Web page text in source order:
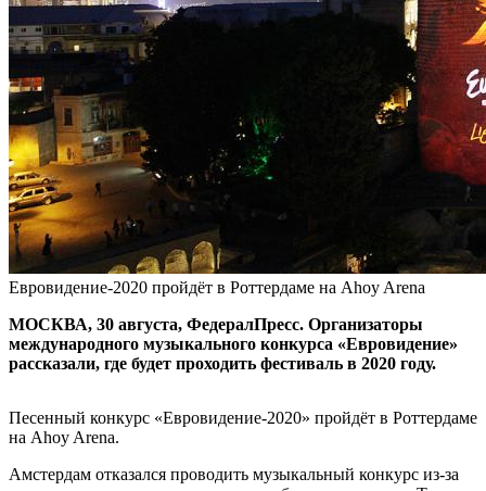
Евровидение-2020 пройдёт в Роттердаме на Ahoy Arena
МОСКВА, 30 августа, ФедералПресс. Организаторы
международного музыкального конкурса «Евровидение»
рассказали, где будет проходить фестиваль в 2020 году.
Песенный конкурс «Евровидение-2020» пройдёт в Роттердаме
на Ahoy Arena.
Амстердам отказался проводить музыкальный конкурс из-за